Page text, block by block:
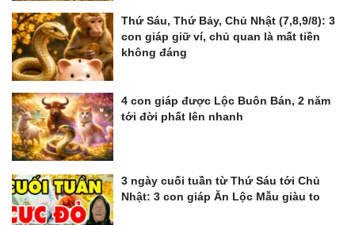
Thứ Sáu, Thứ Bảy, Chủ Nhật (7,8,9/8): 3
con giáp giữ ví, chủ quan là mất tiền
không đáng
4 con giáp được Lộc Buôn Bán, 2 năm
tới đời phất lên nhanh
3 ngày cuối tuần từ Thứ Sáu tới Chủ
Nhật: 3 con giáp Ăn Lộc Mẫu giàu to